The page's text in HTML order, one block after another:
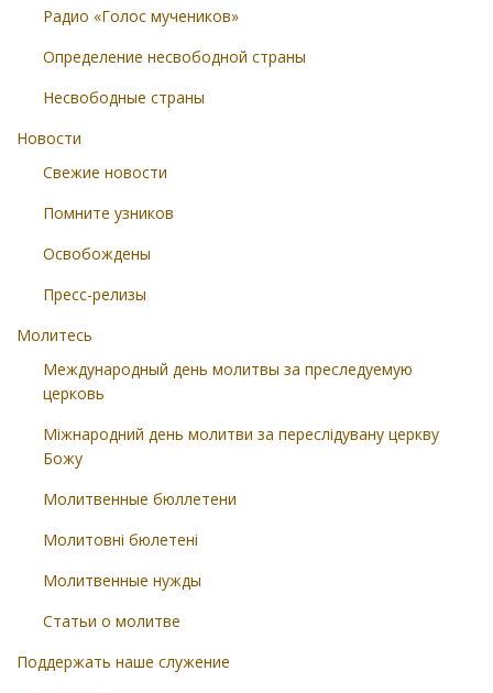
Радио «Голос мучеников»
Определение несвободной страны
Несвободные страны
Новости
Свежие новости
Помните узников
Освобождены
Пресс-релизы
Молитесь
Международный день молитвы за преследуемую
церковь
Міжнародний день молитви за переслідувану церкву
Божу
Молитвенные бюллетени
Молитовні бюлетені
Молитвенные нужды
Статьи о молитве
Поддержать наше служение